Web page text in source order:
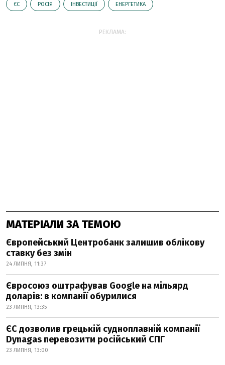
ЄС РОСІЯ ІНВЕСТИЦІЇ ЕНЕРГЕТИКА
РЕКЛАМА:
МАТЕРІАЛИ ЗА ТЕМОЮ
Європейський Центробанк залишив облікову
ставку без змін
24 ЛИПНЯ, 11:37
Євросоюз оштрафував Google на мільярд
доларів: в компанії обурилися
23 ЛИПНЯ, 13:35
ЄС дозволив грецькій судноплавній компанії
Dynagas перевозити російський СПГ
23 ЛИПНЯ, 13:00